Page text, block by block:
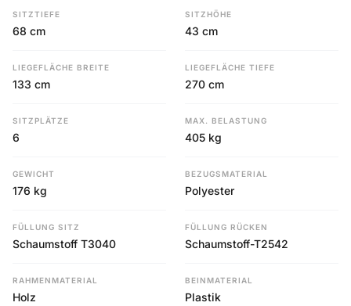
SITZTIEFE
68 cm
SITZHÖHE
43 cm
LIEGEFLÄCHE BREITE
133 cm
LIEGEFLÄCHE TIEFE
270 cm
SITZPLÄTZE
6
MAX. BELASTUNG
405 kg
GEWICHT
176 kg
BEZUGSMATERIAL
Polyester
FÜLLUNG SITZ
Schaumstoff T3040
FÜLLUNG RÜCKEN
Schaumstoff-T2542
RAHMENMATERIAL
Holz
BEINMATERIAL
Plastik